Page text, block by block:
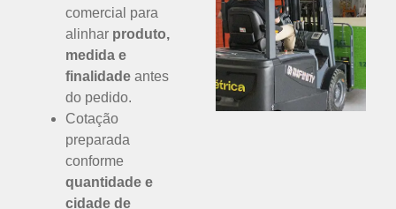
comercial para
alinhar produto,
medida e
finalidade antes
do pedido.
Cotação
preparada
conforme
quantidade e
cidade de